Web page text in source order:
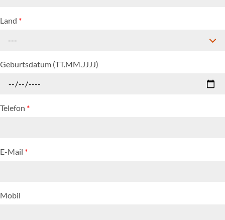
Land *
---
Geburtsdatum (TT.MM.JJJJ)
Telefon *
E-Mail *
Mobil